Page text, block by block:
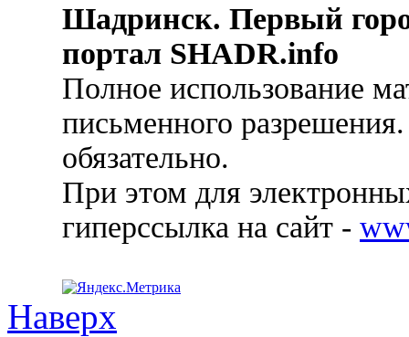
Шадринск. Первый
портал SHADR.info
Полное использование
письменного
обязательно.
При этом для
гиперссылка на сайт -
Наверх